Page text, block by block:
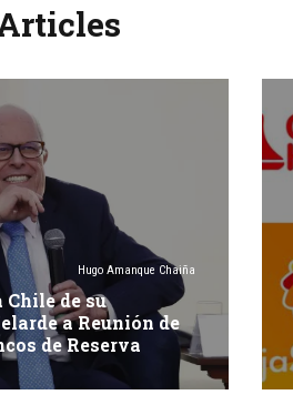
Hugo Amanque Chaiña
Chile de su
a Reunión de
de Reserva